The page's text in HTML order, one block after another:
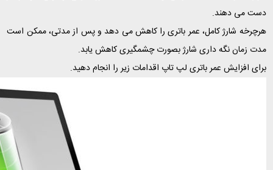
دست می دهند.
هرچرخه شارژ کامل، عمر باتری را کاهش می دهد و پس از مدتی، ممکن است
مدت زمان نگه داری شارژ بصورت چشمگیری کاهش یابد.
برای افزایش عمر باتری لپ تاپ اقدامات زیر را انجام دهید.